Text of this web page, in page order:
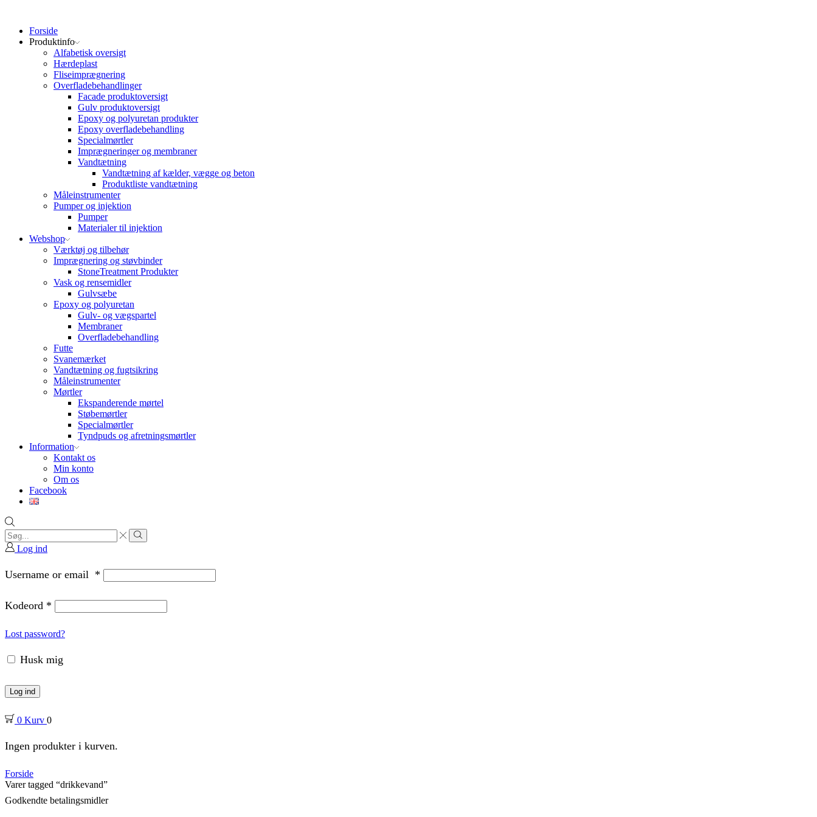
Forside
Produktinfo
Alfabetisk oversigt
Hærdeplast
Fliseimprægnering
Overfladebehandlinger
Facade produktoversigt
Gulv produktoversigt
Epoxy og polyuretan produkter
Epoxy overfladebehandling
Specialmørtler
Imprægneringer og membraner
Vandtætning
Vandtætning af kælder, vægge og beton
Produktliste vandtætning
Måleinstrumenter
Pumper og injektion
Pumper
Materialer til injektion
Webshop
Værktøj og tilbehør
Imprægnering og støvbinder
StoneTreatment Produkter
Vask og rensemidler
Gulvsæbe
Epoxy og polyuretan
Gulv- og vægspartel
Membraner
Overfladebehandling
Futte
Svanemærket
Vandtætning og fugtsikring
Måleinstrumenter
Mørtler
Ekspanderende mørtel
Støbemørtler
Specialmørtler
Tyndpuds og afretningsmørtler
Information
Kontakt os
Min konto
Om os
Facebook
Search
input
Search
Log ind
Username or email *
Kodeord *
Lost password?
Husk mig
Log ind
0 Kurv 0
Ingen produkter i kurven.
Forside
Varer tagged “drikkevand”
Godkendte betalingsmidler